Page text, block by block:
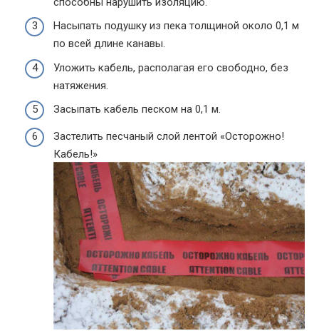
Насыпать подушку из пека толщиной около 0,1 м
по всей длине канавы.
Уложить кабель, располагая его свободно, без
натяжения.
Засыпать кабель песком на 0,1 м.
Застелить песчаный слой лентой «Осторожно!
Кабель!»